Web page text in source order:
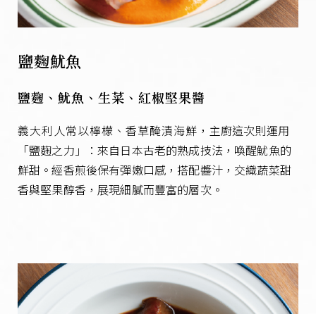
鹽麴魷魚
鹽麴、魷魚、生菜、紅椒堅果醬
義大利人常以檸檬、香草醃漬海鮮， 主廚這次則運用
「鹽麴之力」：來自日本古老的熟成技法，喚醒魷魚的
鮮甜。經香煎後保有彈嫩口感，搭配醬汁，交織蔬菜甜
香與堅果醇香， 展現細膩而豐富的層次。